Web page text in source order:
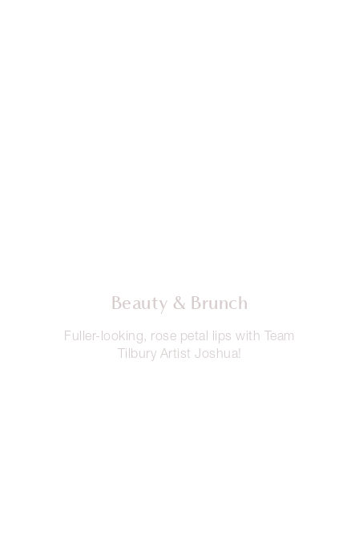
Beauty & Brunch
Fuller-looking, rose petal lips with Team
Tilbury Artist Joshua!